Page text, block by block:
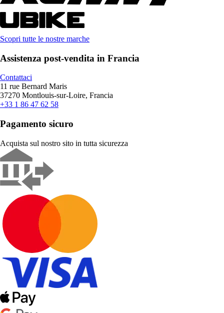
Scopri tutte le nostre marche
Assistenza post-vendita in Francia
Contattaci
11 rue Bernard Maris
37270 Montlouis-sur-Loire, Francia
+33 1 86 47 62 58
Pagamento sicuro
Acquista sul nostro sito in tutta sicurezza